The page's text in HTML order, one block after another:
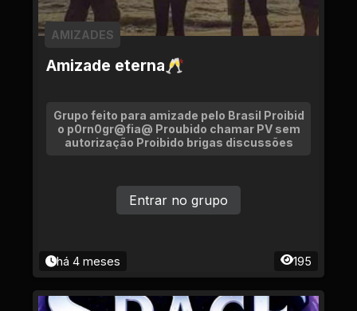
Amizade eterna🥂
AMIZADES
Grupo feito para amizade pelo Brasil Proibid
o p0rn0gr@fia@ Proubido chamar PV sem
autorização Proibido brigas discussões
há 4 meses 195
Entrar no grupo